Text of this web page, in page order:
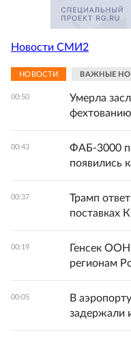
Новости СМИ2
НОВОСТИ ВАЖНЫЕ
00:50
Умерла
00:43
ФАБ-3000
появились
00:37
Трамп
поставках
00:19
Генсек
регионам
00:05
В
задержали